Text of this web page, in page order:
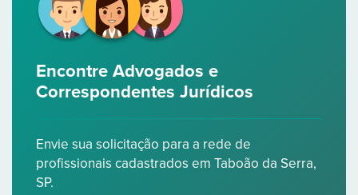
Encontre Advogados e
Correspondentes Jurídicos
Envie sua solicitação para a rede de
profissionais cadastrados em Taboão da Serra,
SP.